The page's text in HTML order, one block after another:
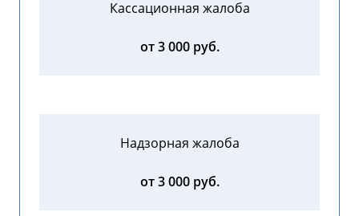
Кассационная жалоба
от 3 000 руб.
Надзорная жалоба
от 3 000 руб.